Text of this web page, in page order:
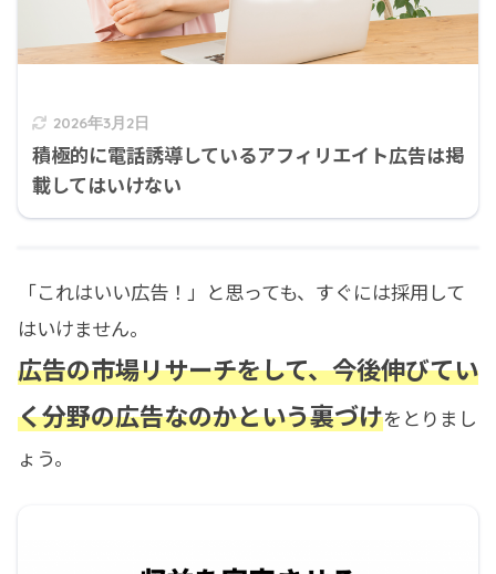
2026年3月2日
積極的に電話誘導しているアフィリエイト広告は掲
載してはいけない
「これはいい広告！」と思っても、すぐには採用して
はいけません。
広告の市場リサーチをして、今後伸びてい
く分野の広告なのかという裏づけをとりまし
ょう。